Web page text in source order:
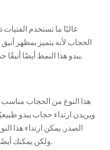
غالبًا ما تستخدم
الحجاب لأنه يتميز بمظهر
يبدو هذا النمط أيضًا أنيقًا جدًا عند دمجه مع الكعك أو الضفائر.
هذا النوع من الحجاب مناسب
ويريدن ارتداء حجاب يبدو
الصدر. يمكن ارتداء هذا
ولكن يمكنك أيضًا استخدامه كبديل لغطاء الحجاب.